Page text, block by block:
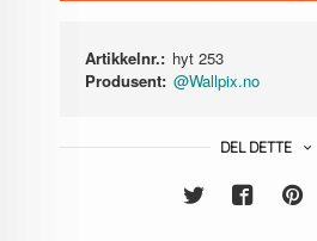
Artikkelnr.: hyt 253
Produsent: @Wallpix.no
DEL DETTE